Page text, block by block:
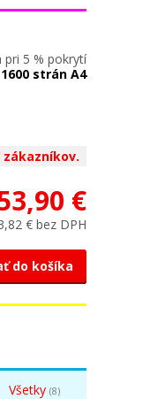
pri 5 % pokrytí
1600 strán A4
€
€ bez DPH
do košíka
Všetky (8)